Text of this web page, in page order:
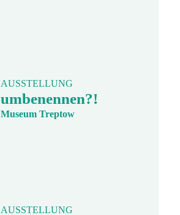
AUSSTELLUNG
umbenennen?!
Museum Treptow
AUSSTELLUNG